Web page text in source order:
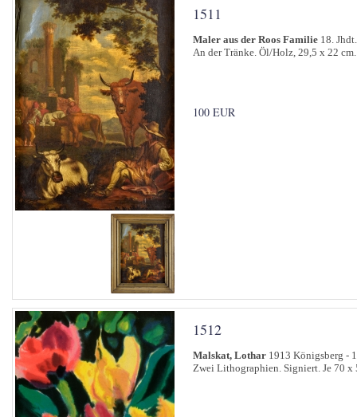
1511
Maler aus der Roos Familie 18. Jhdt.
An der Tränke. Öl/Holz, 29,5 x 22 cm.
100 EUR
1512
Malskat, Lothar 1913 Königsberg -
Zwei Lithographien. Signiert. Je 70 x